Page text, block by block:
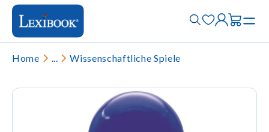
Home ... Wissenschaftliche Spiele